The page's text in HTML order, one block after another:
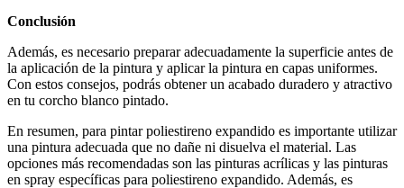
Conclusión
Además, es necesario preparar adecuadamente la superficie antes de
la aplicación de la pintura y aplicar la pintura en capas uniformes.
Con estos consejos, podrás obtener un acabado duradero y atractivo
en tu corcho blanco pintado.
En resumen, para pintar poliestireno expandido es importante utilizar
una pintura adecuada que no dañe ni disuelva el material. Las
opciones más recomendadas son las pinturas acrílicas y las pinturas
en spray específicas para poliestireno expandido. Además, es